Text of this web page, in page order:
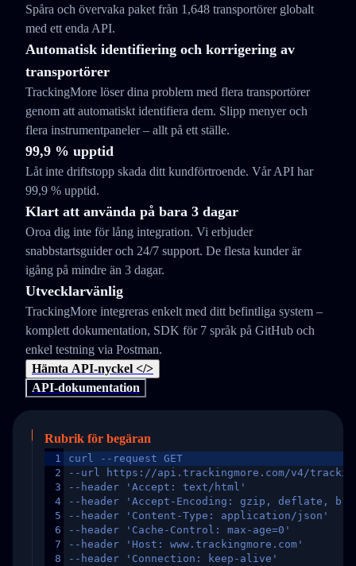
Spåra och övervaka paket från 1,648 transportörer globalt
med ett enda API.
Automatisk identifiering och korrigering av
transportörer
TrackingMore löser dina problem med flera transportörer
genom att automatiskt identifiera dem. Slipp menyer och
flera instrumentpaneler – allt på ett ställe.
99,9 % upptid
Låt inte driftstopp skada ditt kundförtroende. Vår API har
99,9 % upptid.
Klart att använda på bara 3 dagar
Oroa dig inte för lång integration. Vi erbjuder
snabbstartsguider och 24/7 support. De flesta kunder är
igång på mindre än 3 dagar.
Utvecklarvänlig
TrackingMore integreras enkelt med ditt befintliga system –
komplett dokumentation, SDK för 7 språk på GitHub och
enkel testning via Postman.
Hämta API-nyckel </>
API-dokumentation
Rubrik för begäran
1
2
3
4
5
6
7
8
curl --request GET
--url https://api.trackingmore.com/v4/trackings/
--header 'Accept: text/html'
--header 'Accept-Encoding: gzip, deflate,
--header 'Content-Type: application/json'
--header 'Cache-Control: max-age=0'
--header 'Host: www.trackingmore.com'
--header 'Connection: keep-alive'